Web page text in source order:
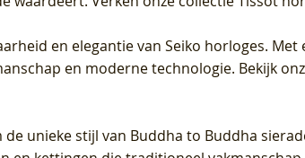
en elegantie van Seiko horloges.
en moderne technologie. Bekijk
de unieke stijl van Buddha to Buddha